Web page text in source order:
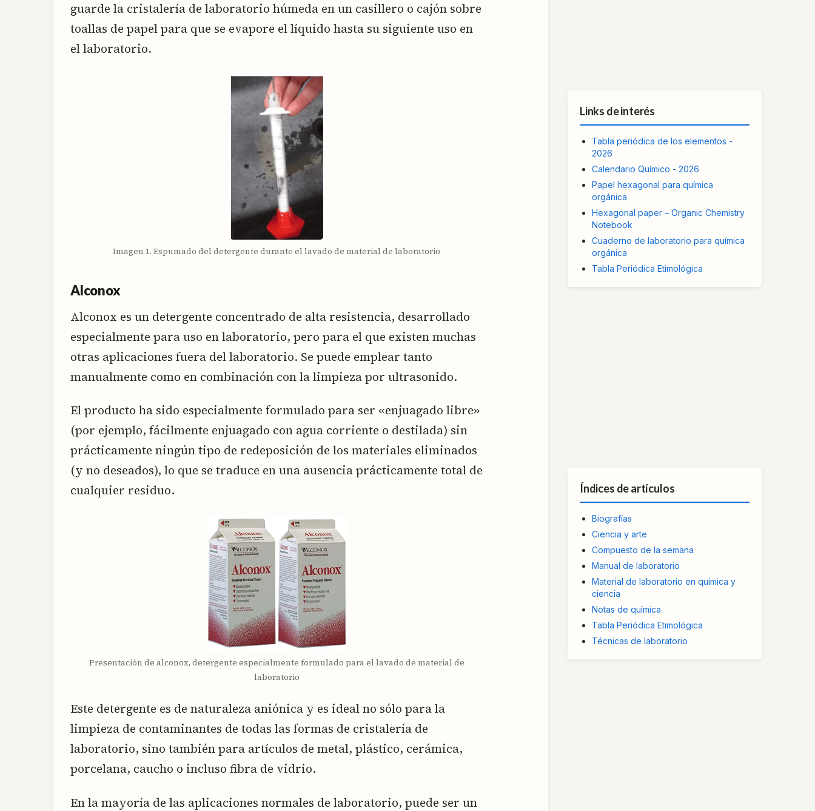
guarde la cristalería de laboratorio húmeda en un casillero o cajón sobre
toallas de papel para que se evapore el líquido hasta su siguiente uso en
el laboratorio.
Imagen 1. Espumado del detergente durante el lavado de material de laboratorio
Alconox
Alconox es un detergente concentrado de alta resistencia, desarrollado
especialmente para uso en laboratorio, pero para el que existen muchas
otras aplicaciones fuera del laboratorio. Se puede emplear tanto
manualmente como en combinación con la limpieza por ultrasonido.
El producto ha sido especialmente formulado para ser «enjuagado libre»
(por ejemplo, fácilmente enjuagado con agua corriente o destilada) sin
prácticamente ningún tipo de redeposición de los materiales eliminados
(y no deseados), lo que se traduce en una ausencia prácticamente total de
cualquier residuo.
Presentación de alconox, detergente especialmente formulado para el lavado de material de
laboratorio
Este detergente es de naturaleza aniónica y es ideal no sólo para la
limpieza de contaminantes de todas las formas de cristalería de
laboratorio, sino también para artículos de metal, plástico, cerámica,
porcelana, caucho o incluso fibra de vidrio.
En la mayoría de las aplicaciones normales de laboratorio, puede ser un
Links de interés
Tabla periódica de los elementos -
2026
Calendario Químico - 2026
Papel hexagonal para química
orgánica
Hexagonal paper – Organic Chemistry
Notebook
Cuaderno de laboratorio para química
orgánica
Tabla Periódica Etimológica
Índices de artículos
Biografías
Ciencia y arte
Compuesto de la semana
Manual de laboratorio
Material de laboratorio en química y
ciencia
Notas de química
Tabla Periódica Etimológica
Técnicas de laboratorio